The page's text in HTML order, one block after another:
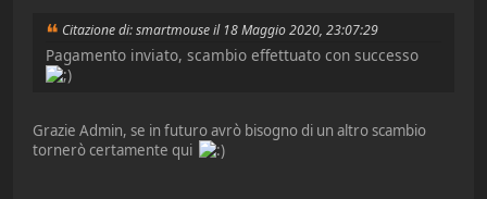
Citazione di: smartmouse il 18 Maggio 2020, 23:07:29
Pagamento inviato, scambio effettuato con successo
Grazie Admin, se in futuro avrò bisogno di un altro scambio
tornerò certamente qui